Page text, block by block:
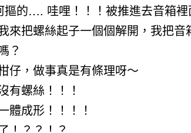
的…. 哇哩！！！被推進去音箱裡
來把螺絲起子一個個解開，我把音
？
仔，做事真是有條理呀～
有螺絲！！！
體成形！！！！